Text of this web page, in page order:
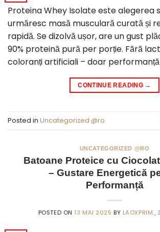
Proteina Whey Isolate este alegerea
urmăresc masă musculară curată și
rapidă. Se dizolvă ușor, are un gust
90% proteină pură per porție. Fără
coloranți artificiali – doar
CONTINUE READING →
Posted in Uncategorized @ro
UNCATEGORIZED @RO
Batoane Proteice cu
– Gustare Energetică
Performanță
POSTED ON13 MAI 2025 BY